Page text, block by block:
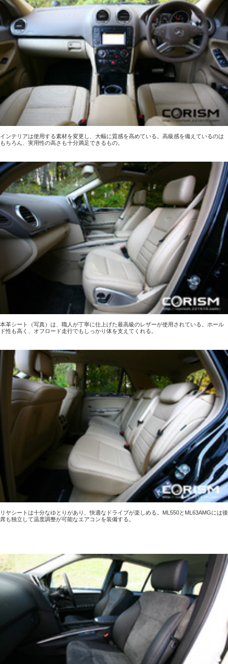
インテリアは使用する素材を変更し、大幅に質感を高めている。高級感を備えているのは
もちろん、実用性の高さも十分満足できるもの。
本革シート（写真）は、職人が丁寧に仕上げた最高級のレザーが使用されている。ホール
ド性も高く、オフロード走行でもしっかり体を支えてくれる。
リヤシートは十分なゆとりがあり、快適なドライブが楽しめる。ML550とML63AMGには後
席も独立して温度調整が可能なエアコンを装備する。